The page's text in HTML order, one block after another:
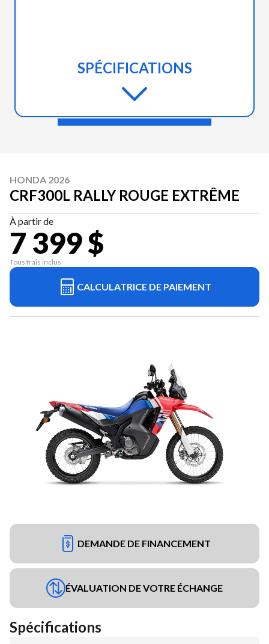
SPÉCIFICATIONS
HONDA 2026
CRF300L RALLY ROUGE EXTRÊME
À partir de
7 399 $
Tous frais inclus
CALCULATRICE DE PAIEMENT
DEMANDE DE FINANCEMENT
ÉVALUATION DE VOTRE ÉCHANGE
Spécifications